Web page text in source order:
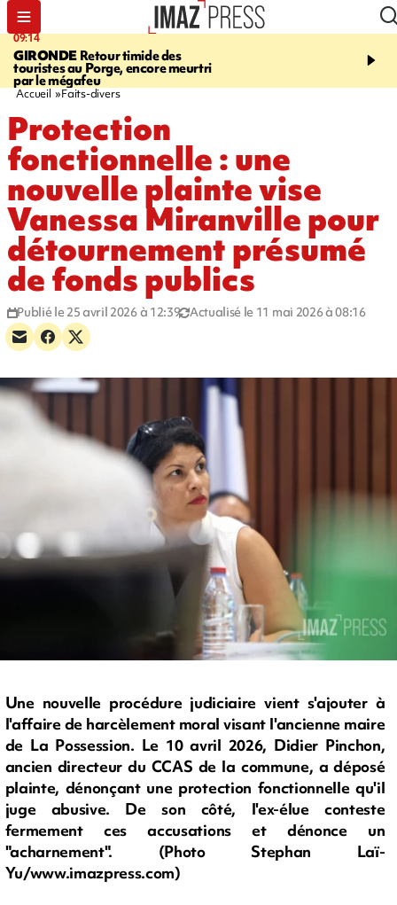
09:14
GIRONDE Retour timide des
touristes au Porge, encore meurtri
par le mégafeu
13:09
Des
font cinq morts en
Accueil Faits-divers
Protection
fonctionnelle : une
nouvelle plainte vise
Vanessa Miranville pour
détournement présumé
de fonds publics
Publié le 25 avril 2026 à 12:39 Actualisé le 11 mai 2026 à 08:16
Une nouvelle procédure judiciaire vient s'ajouter à
l'affaire de harcèlement moral visant l'ancienne maire
de La Possession. Le 10 avril 2026, Didier Pinchon,
ancien directeur du CCAS de la commune, a déposé
plainte, dénonçant une protection fonctionnelle qu'il
juge abusive. De son côté, l'ex-élue conteste
fermement ces accusations et dénonce un
"acharnement". (Photo Stephan Laï-
Yu/www.imazpress.com)